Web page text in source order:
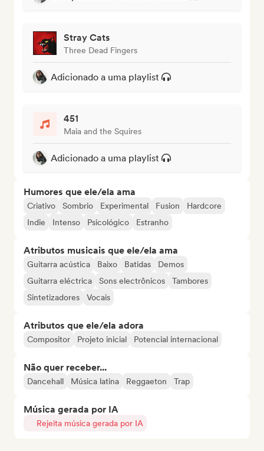
Stray Cats
Three Dead Fingers
Adicionado a uma playlist
451
Maia and the Squires
Adicionado a uma playlist
Humores que ele/ela ama
Criativo Sombrio Experimental Fusion
Hardcore
Indie
Intenso Psicológico Estranho
Atributos musicais que ele/ela ama
Guitarra acústica Baixo Batidas
Demos
Guitarra eléctrica
Sons electrônicos
Tambores
Sintetizadores
Vocais
Atributos que ele/ela adora
Compositor Projeto inicial Potencial internacional
Não quer receber...
Dancehall Música latina Reggaeton Trap
Música gerada por IA
Rejeita música gerada por IA